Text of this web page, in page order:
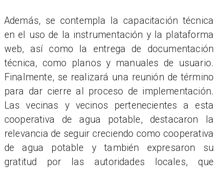
Además, se contempla la capacitación técnica
en el uso de la instrumentación y la plataforma
web, así como la entrega de documentación
técnica, como planos y manuales de usuario.
Finalmente, se realizará una reunión de término
para dar cierre al proceso de implementación.
Las vecinas y vecinos pertenecientes a esta
cooperativa de agua potable, destacaron la
relevancia de seguir creciendo como cooperativa
de agua potable y también expresaron su
gratitud por las autoridades locales, que